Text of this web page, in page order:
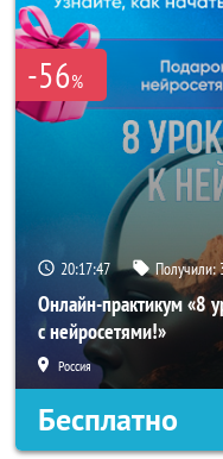
-56%
20:17:45 Получили:
Онлайн-практикум «8
с нейросетями!»
Россия
Бесплатно